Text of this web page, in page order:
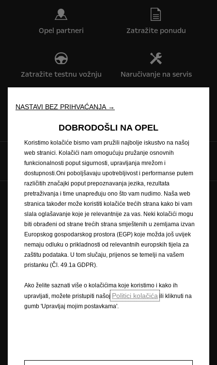
Opel partneri Zatražite ponudu
Zatražite testnu vožnju Naručivanje na servis
Pratite nas na
Pravilnik o zaštiti privatnosti
Politika kolačića
Zaštitni znak i autorska prava
Novi podaci o potrošnji goriva
Pravna obavijest
Recikliranje
Homologacija vozila
Opel u svijetu
Izjave o sukladnosti
Kontakt
Tehničke informacije
Postavke kolačića
Slika može prikazivati dodatnu opremu.
partneri ne snosi nikakvu odgovornost.
NASTAVI BEZ PRIHVAĆANJA →
DOBRODOŠLI NA OPEL
Koristimo kolačiće bismo vam pružili najbolje iskustvo na našoj
web stranici. Kolačići nam omogućuju pružanje osnovnih
funkcionalnosti poput sigurnosti, upravljanja mrežom i
dostupnosti.Oni poboljšavaju upotrebljivost i performanse putem
različitih značajki poput prepoznavanja jezika, rezultata
pretraživanja i time unapređuju ono što vam nudimo. Naša web
stranica također može koristiti kolačiće trećih strana kako bi vam
slala oglašavanje koje je relevantnije za vas. Neki kolačići mogu
biti obrađeni od strane trećih strana smještenih u zemljama izvan
Europskog gospodarskog prostora (EGP) koje možda još uvijek
nemaju odluku o prikladnosti od relevantnih europskih tijela za
zaštitu podataka. U tom slučaju, prijenos se temelji na vašem
pristanku (Čl. 49.1a GDPR).
Ako želite saznati više o kolačićima koje koristimo i kako ih
upravljati, možete pristupiti našoj Politici kolačića ili kliknuti na
gumb 'Upravljaj mojim postavkama'.